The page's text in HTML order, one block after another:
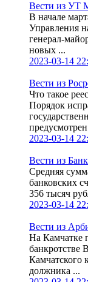
Вести из УТ
В начале
Управления
генерал-
новых ...
2023-03-14
Вести из
Что такое
Порядок
предусмотрен
2023-03-14
Вести из
Средняя
банковских
356 тысяч
2023-03-14
Вести из
На Камчатке
банкротстве
Камчатского
должника ...